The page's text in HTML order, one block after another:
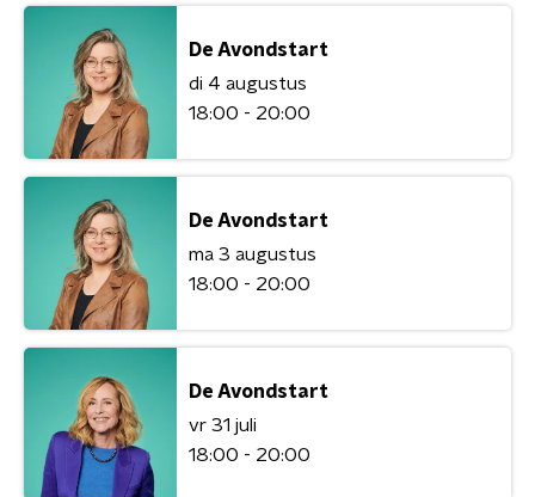
De Avondstart
di 4 augustus
18:00 - 20:00
De Avondstart
ma 3 augustus
18:00 - 20:00
De Avondstart
vr 31 juli
18:00 - 20:00